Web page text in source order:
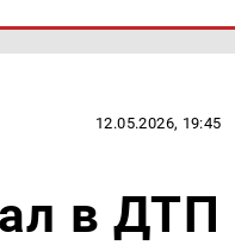
12.05.2026, 19:45
в ДТП